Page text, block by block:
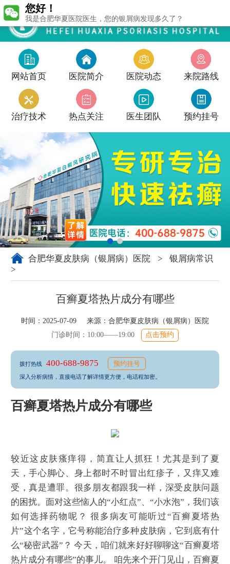
网站首页 医院简介 医院动态 来院路线
治疗技术 热点关注 医生团队 预约挂号
合肥华夏皮肤病（银屑病）医院 >
银屑病常识
>
百癣夏塔热片成分有哪些
时间：2025-07-09 来源： 合肥华夏皮肤病（银屑病）医院
门诊时间：10:00——19:00
点击预约
拨打热线 400-688-9875 预约挂号
深入分析病情，直接电话了解详情更方便，电话程加密。
百癣夏塔热片成分有哪些
较近这皮肤瘙痒得，简直让人抓狂！尤其是到了夏
天，手心脚心、身上都时不时冒出红疹子，又痒又难
受，真是遭罪。很多朋友都跟我一样，深受皮肤问题
的困扰。面对这些恼人的“小红点”、“小水泡”，我们该
如何选择药物呢？ 很多病友可能听过“百癣夏塔热
片”这个名字，它号称能治疗多种皮肤病，它到底有什
么“秘密武器”？ 今天，咱们就来好好聊聊这“百癣夏塔
热片成分有哪些”的事儿。 咱先来个开门见山，百癣夏
您好！
我是合肥华夏医院医生，您的银屑病发现多久了？